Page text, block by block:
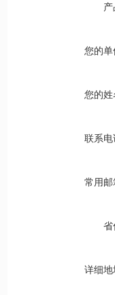
您的单
您的姓
联系电
常用邮
省
详细地